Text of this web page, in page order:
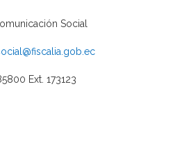
Social
Ext. 173123